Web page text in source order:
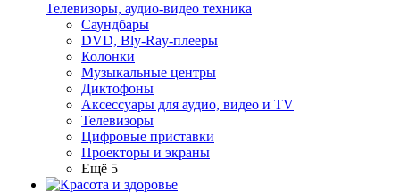
Телевизоры, аудио-видео техника
Саундбары
DVD, Bly-Ray-плееры
Колонки
Музыкальные центры
Диктофоны
Аксессуары для аудио, видео и TV
Телевизоры
Цифровые приставки
Проекторы и экраны
Ещё 5